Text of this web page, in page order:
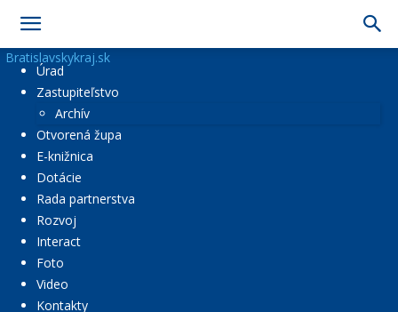
Bratislavskykraj.sk
Úrad
Zastupiteľstvo
Archív
Otvorená župa
E-knižnica
Dotácie
Rada partnerstva
Rozvoj
Interact
Foto
Video
Kontakty